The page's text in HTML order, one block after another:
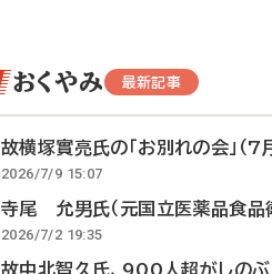
おくやみ 最新記事
故横塚實亮氏の「お別れの会」（7
2026/7/9 15:07
寺尾 允男氏（元国立医薬品食品
2026/7/2 19:35
故中北智久氏、900人超がしのぶ